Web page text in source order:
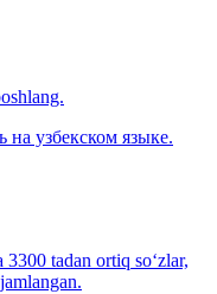
узбекском языке.
tadan ortiq so‘zlar,